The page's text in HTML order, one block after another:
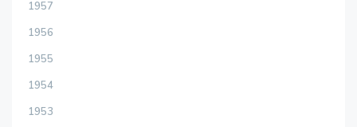
1957
1956
1955
1954
1953